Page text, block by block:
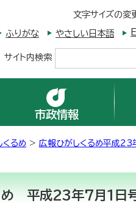
文字サイズの変
ふりがな やさしい日本語
サイト内検索
市政情報
くるめ > 広報ひがしくるめ平成23
め 平成23年7月1日